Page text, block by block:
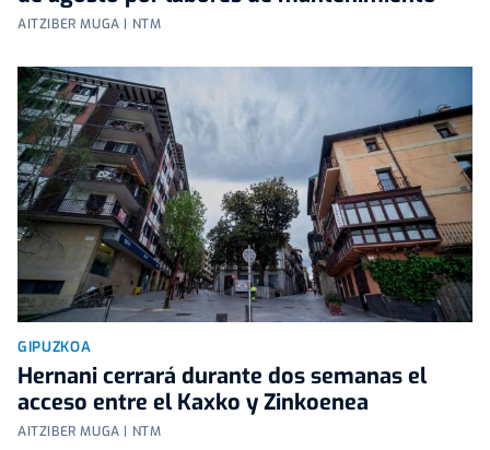
AITZIBER MUGA | NTM
GIPUZKOA
Hernani cerrará durante dos semanas el
acceso entre el Kaxko y Zinkoenea
AITZIBER MUGA | NTM